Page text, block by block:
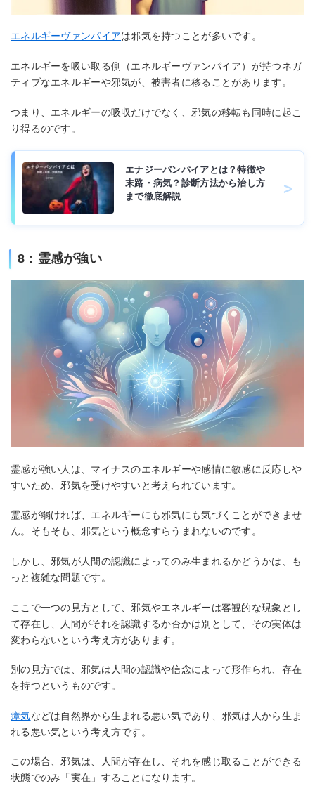
エネルギーヴァンパイアは邪気を持つことが多いです。
エネルギーを吸い取る側（エネルギーヴァンパイア）が持つネガ
ティブなエネルギーや邪気が、被害者に移ることがあります。
つまり、エネルギーの吸収だけでなく、邪気の移転も同時に起こ
り得るのです。
エナジーバンパイアとは？特徴や
末路・病気？診断方法から治し方
まで徹底解説
8：霊感が強い
霊感が強い人は、マイナスのエネルギーや感情に敏感に反応しや
すいため、邪気を受けやすいと考えられています。
霊感が弱ければ、エネルギーにも邪気にも気づくことができませ
ん。そもそも、邪気という概念すらうまれないのです。
しかし、邪気が人間の認識によってのみ生まれるかどうかは、も
っと複雑な問題です。
ここで一つの見方として、邪気やエネルギーは客観的な現象とし
て存在し、人間がそれを認識するか否かは別として、その実体は
変わらないという考え方があります。
別の見方では、邪気は人間の認識や信念によって形作られ、存在
を持つというものです。
瘴気などは自然界から生まれる悪い気であり、邪気は人から生ま
れる悪い気という考え方です。
この場合、邪気は、人間が存在し、それを感じ取ることができる
状態でのみ「実在」することになります。